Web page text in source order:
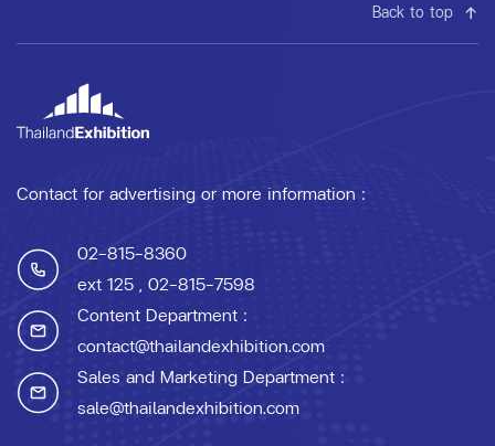
Back to top
Contact for advertising or more information :
02-815-8360
ext 125 , 02-815-7598
Content Department :
contact@thailandexhibition.com
Sales and Marketing Department :
sale@thailandexhibition.com